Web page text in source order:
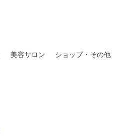
美容サロン ショップ・その他